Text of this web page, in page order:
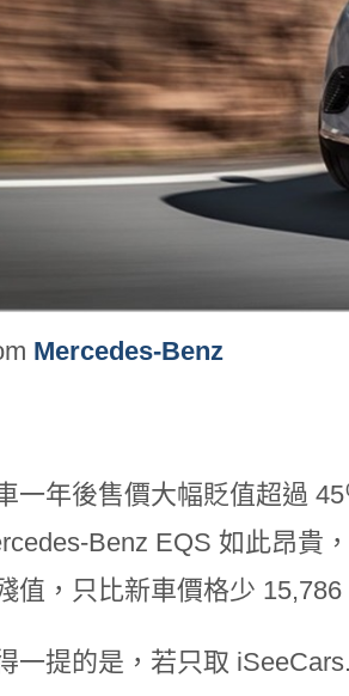
Mercedes-Benz
一年後售價大幅貶值超過
Benz EQS 如此昂貴
值，只比新車價格少 15,786
一提的是，若只取